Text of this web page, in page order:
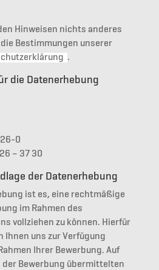
Hinweisen nichts anderes
Bestimmungen unserer
.
die Datenerhebung
26-0
– 37 30
der Datenerhebung
ist es, eine rechtmäßige
im Rahmen des
vollziehen zu können. Hierfür
Ihnen uns zur Verfügung
Ihrer Bewerbung. Auf
der Bewerbung übermittelten